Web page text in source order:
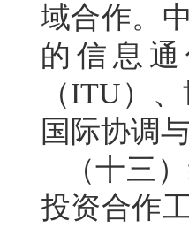
域合作。
的信息
（ITU）
国际协调
（十三
投资合作